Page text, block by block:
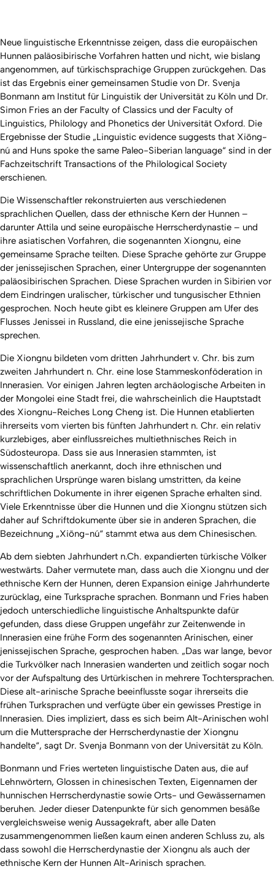
Neue linguistische Erkenntnisse zeigen, dass die europäischen
Hunnen paläosibirische Vorfahren hatten und nicht, wie bislang
angenommen, auf türkischsprachige Gruppen zurückgehen. Das
ist das Ergebnis einer gemeinsamen Studie von Dr. Svenja
Bonmann am Institut für Linguistik der Universität zu Köln und Dr.
Simon Fries an der Faculty of Classics und der Faculty of
Linguistics, Philology and Phonetics der Universität Oxford. Die
Ergebnisse der Studie „Linguistic evidence suggests that Xiōng-
nú and Huns spoke the same Paleo-Siberian language“ sind in der
Fachzeitschrift Transactions of the Philological Society
erschienen.
Die Wissenschaftler rekonstruierten aus verschiedenen
sprachlichen Quellen, dass der ethnische Kern der Hunnen –
darunter Attila und seine europäische Herrscherdynastie – und
ihre asiatischen Vorfahren, die sogenannten Xiongnu, eine
gemeinsame Sprache teilten. Diese Sprache gehörte zur Gruppe
der jenissejischen Sprachen, einer Untergruppe der sogenannten
paläosibirischen Sprachen. Diese Sprachen wurden in Sibirien vor
dem Eindringen uralischer, türkischer und tungusischer Ethnien
gesprochen. Noch heute gibt es kleinere Gruppen am Ufer des
Flusses Jenissei in Russland, die eine jenissejische Sprache
sprechen.
Die Xiongnu bildeten vom dritten Jahrhundert v. Chr. bis zum
zweiten Jahrhundert n. Chr. eine lose Stammeskonföderation in
Innerasien. Vor einigen Jahren legten archäologische Arbeiten in
der Mongolei eine Stadt frei, die wahrscheinlich die Hauptstadt
des Xiongnu-Reiches Long Cheng ist. Die Hunnen etablierten
ihrerseits vom vierten bis fünften Jahrhundert n. Chr. ein relativ
kurzlebiges, aber einflussreiches multiethnisches Reich in
Südosteuropa. Dass sie aus Innerasien stammten, ist
wissenschaftlich anerkannt, doch ihre ethnischen und
sprachlichen Ursprünge waren bislang umstritten, da keine
schriftlichen Dokumente in ihrer eigenen Sprache erhalten sind.
Viele Erkenntnisse über die Hunnen und die Xiongnu stützen sich
daher auf Schriftdokumente über sie in anderen Sprachen, die
Bezeichnung „Xiōng-nú“ stammt etwa aus dem Chinesischen.
Ab dem siebten Jahrhundert n.Ch. expandierten türkische Völker
westwärts. Daher vermutete man, dass auch die Xiongnu und der
ethnische Kern der Hunnen, deren Expansion einige Jahrhunderte
zurücklag, eine Turksprache sprachen. Bonmann und Fries haben
jedoch unterschiedliche linguistische Anhaltspunkte dafür
gefunden, dass diese Gruppen ungefähr zur Zeitenwende in
Innerasien eine frühe Form des sogenannten Arinischen, einer
jenissejischen Sprache, gesprochen haben. „Das war lange, bevor
die Turkvölker nach Innerasien wanderten und zeitlich sogar noch
vor der Aufspaltung des Urtürkischen in mehrere Tochtersprachen.
Diese alt-arinische Sprache beeinflusste sogar ihrerseits die
frühen Turksprachen und verfügte über ein gewisses Prestige in
Innerasien. Dies impliziert, dass es sich beim Alt-Arinischen wohl
um die Muttersprache der Herrscherdynastie der Xiongnu
handelte“, sagt Dr. Svenja Bonmann von der Universität zu Köln.
Bonmann und Fries werteten linguistische Daten aus, die auf
Lehnwörtern, Glossen in chinesischen Texten, Eigennamen der
hunnischen Herrscherdynastie sowie Orts- und Gewässernamen
beruhen. Jeder dieser Datenpunkte für sich genommen besäße
vergleichsweise wenig Aussagekraft, aber alle Daten
zusammengenommen ließen kaum einen anderen Schluss zu, als
dass sowohl die Herrscherdynastie der Xiongnu als auch der
ethnische Kern der Hunnen Alt-Arinisch sprachen.